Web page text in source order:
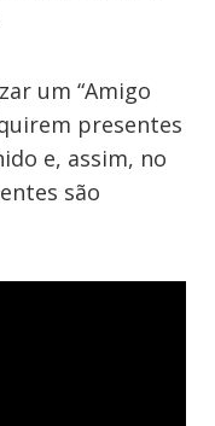
um “Amigo
presentes
e, assim, no
são